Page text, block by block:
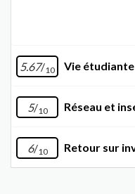
5.67/10 Vie étudiante
5/10 Réseau et
6/10 Retour sur